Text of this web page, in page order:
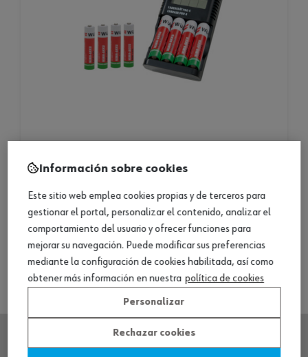
cargador de pilas pro4
1 producto
Consultar versiones
Información sobre cookies
Este sitio web emplea cookies propias y de terceros para
gestionar el portal, personalizar el contenido, analizar el
comportamiento del usuario y ofrecer funciones para
mejorar su navegación. Puede modificar sus preferencias
mediante la configuración de cookies habilitada, así como
obtener más información en nuestra política de cookies
Personalizar
Rechazar cookies